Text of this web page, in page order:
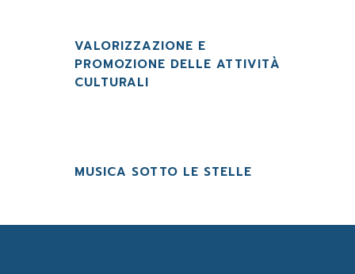
VALORIZZAZIONE E
PROMOZIONE DELLE ATTIVITÀ
CULTURALI
MUSICA SOTTO LE STELLE